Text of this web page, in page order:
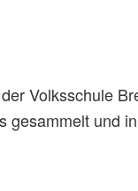
Volksschule
gesammelt und